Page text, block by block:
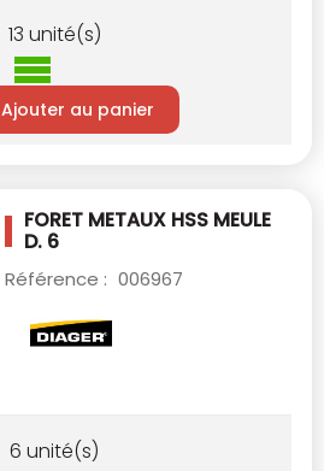
13 unité(s)
Ajouter au panier
FORET METAUX HSS MEULE
D. 6
Référence : 006967
6 unité(s)